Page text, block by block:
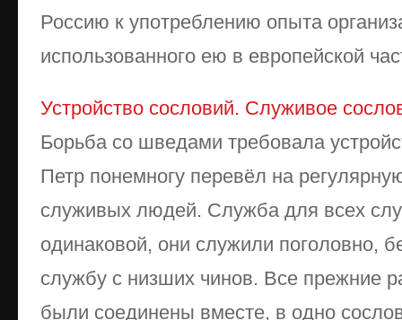
Россию к употреблению опыта
использованного ею в европейской
Устройство сословий. Служивое
Борьба со шведами требовала
Петр понемногу перевёл на
служивых людей. Служба для всех
одинаковой, они служили поголовно,
службу с низших чинов. Все прежние
были соединены вместе, в одно